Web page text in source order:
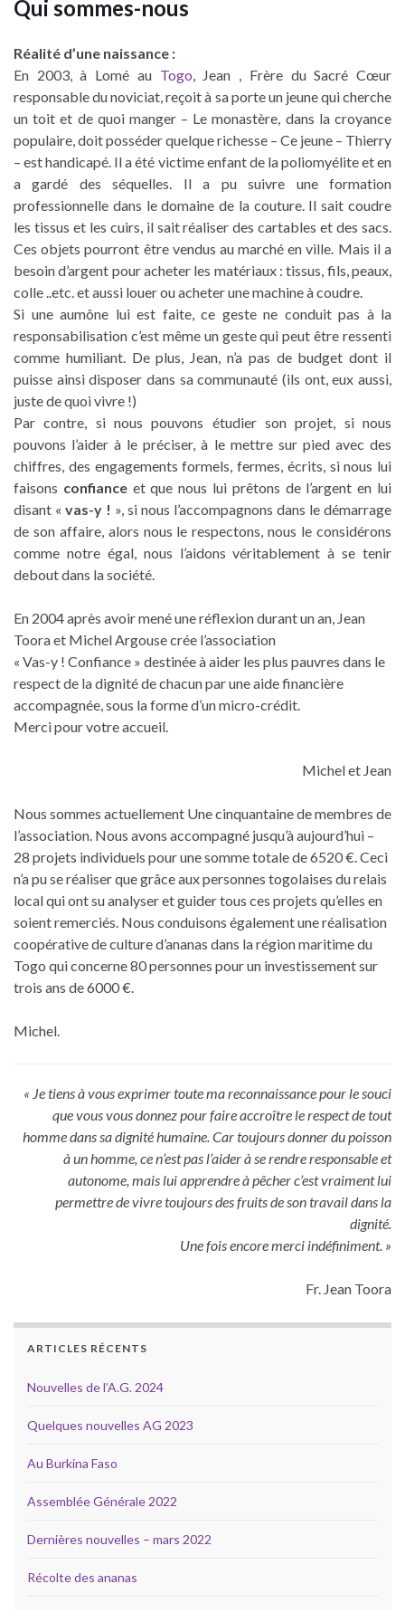
Qui sommes-nous
Réalité d’une naissance :
En 2003, à Lomé au Togo, Jean , Frère du Sacré Cœur
responsable du noviciat, reçoit à sa porte un jeune qui cherche
un toit et de quoi manger – Le monastère, dans la croyance
populaire, doit posséder quelque richesse – Ce jeune – Thierry
– est handicapé. Il a été victime enfant de la poliomyélite et en
a gardé des séquelles. Il a pu suivre une formation
professionnelle dans le domaine de la couture. Il sait coudre
les tissus et les cuirs, il sait réaliser des cartables et des sacs.
Ces objets pourront être vendus au marché en ville. Mais il a
besoin d’argent pour acheter les matériaux : tissus, fils, peaux,
colle ..etc. et aussi louer ou acheter une machine à coudre.
Si une aumône lui est faite, ce geste ne conduit pas à la
responsabilisation c’est même un geste qui peut être ressenti
comme humiliant. De plus, Jean, n’a pas de budget dont il
puisse ainsi disposer dans sa communauté (ils ont, eux aussi,
juste de quoi vivre !)
Par contre, si nous pouvons étudier son projet, si nous
pouvons l’aider à le préciser, à le mettre sur pied avec des
chiffres, des engagements formels, fermes, écrits, si nous lui
faisons confianceet que nous lui prêtons de l’argent en lui
disant « vas-y ! », si nous l’accompagnons dans le démarrage
de son affaire, alors nous le respectons, nous le considérons
comme notre égal, nous l’aidons véritablement à se tenir
debout dans la société.
En 2004 après avoir mené une réflexion durant un an, Jean
Toora et Michel Argouse crée l’association
« Vas-y ! Confiance » destinée à aider les plus pauvres dans le
respect de la dignité de chacun par une aide financière
accompagnée, sous la forme d’un micro-crédit.
Merci pour votre accueil.
Michel et Jean
Nous sommes actuellement Une cinquantaine de membres de
l’association. Nous avons accompagné jusqu’à aujourd’hui –
28 projets individuels pour une somme totale de 6520 €. Ceci
n’a pu se réaliser que grâce aux personnes togolaises du relais
local qui ont su analyser et guider tous ces projets qu’elles en
soient remerciés. Nous conduisons également une réalisation
coopérative de culture d’ananas dans la région maritime du
Togo qui concerne 80 personnes pour un investissement sur
trois ans de 6000 €.
Michel.
« Je tiens à vous exprimer toute ma reconnaissance pour le souci
que vous vous donnez pour faire accroître le respect de tout
homme dans sa dignité humaine. Car toujours donner du poisson
à un homme, ce n’est pas l’aider à se rendre responsable et
autonome, mais lui apprendre à pêcher c’est vraiment lui
permettre de vivre toujours des fruits de son travail dans la
dignité.
Une fois encore merci indéfiniment. »
Fr. Jean Toora
ARTICLES RÉCENTS
Nouvelles de l’A.G. 2024
Quelques nouvelles AG 2023
Au Burkina Faso
Assemblée Générale 2022
Dernières nouvelles – mars 2022
Récolte des ananas